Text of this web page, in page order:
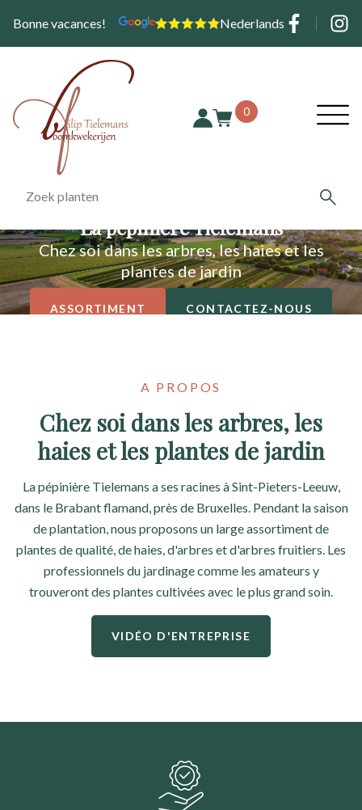
contenu
Bonne vacances! Nederlands Social
0
La pépinière Tielemans
Chez soi dans les arbres, les haies et les
plantes de jardin
ASSORTIMENT CONTACTEZ-NOUS
A PROPOS
Chez soi dans les arbres, les
haies et les plantes de jardin
La pépinière Tielemans a ses racines à Sint-Pieters-Leeuw,
dans le Brabant flamand, près de Bruxelles. Pendant la saison
de plantation, nous proposons un large assortiment de
plantes de qualité, de haies, d'arbres et d'arbres fruitiers. Les
professionnels du jardinage comme les amateurs y
trouveront des plantes cultivées avec le plus grand soin.
VIDÉO D'ENTREPRISE